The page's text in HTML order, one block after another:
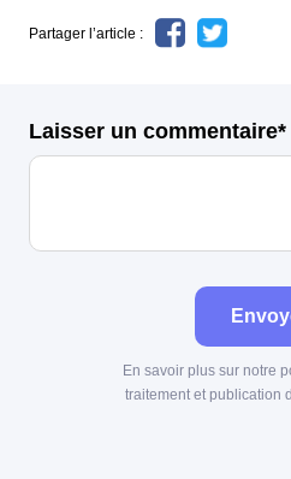
Partager l’article :
Laisser un commentaire*
En savoir plus sur notre
traitement et publication